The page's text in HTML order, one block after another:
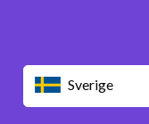
Sverige